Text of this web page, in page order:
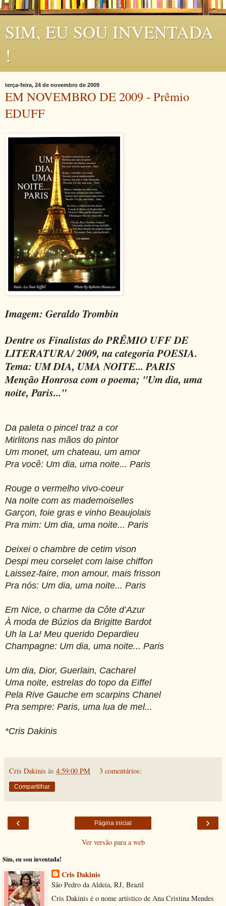
SIM, EU SOU INVENTADA
!
terça-feira, 24 de novembro de 2009
EM NOVEMBRO DE 2009 - Prêmio
EDUFF
Imagem: Geraldo Trombin
Dentre os Finalistas do PRÊMIO UFF DE
LITERATURA/ 2009, na categoria POESIA.
Tema: UM DIA, UMA NOITE... PARIS
Menção Honrosa com o poema; "Um dia, uma
noite, Paris..."
Da paleta o pincel traz a cor
Mirlitons nas mãos do pintor
Um monet, um chateau, um amor
Pra você: Um dia, uma noite... Paris
Rouge o vermelho vivo-coeur
Na noite com as mademoiselles
Garçon, foie gras e vinho Beaujolais
Pra mim: Um dia, uma noite... Paris
Deixei o chambre de cetim vison
Despi meu corselet com laise chiffon
Laissez-faire, mon amour, mais frisson
Pra nós: Um dia, uma noite... Paris
Em Nice, o charme da Côte d’Azur
À moda de Búzios da Brigitte Bardot
Uh la La! Meu querido Depardieu
Champagne: Um dia, uma noite... Paris
Um dia, Dior, Guerlain, Cacharel
Uma noite, estrelas do topo da Eiffel
Pela Rive Gauche em scarpins Chanel
Pra sempre: Paris, uma lua de mel...
*Cris Dakinis
Cris Dakinis às 4:59:00 PM 3 comentários:
Compartilhar
‹ ›
Página inicial
Ver versão para a web
Sim, eu sou inventada!
Cris Dakinis
São Pedro da Aldeia, RJ, Brazil
Cris Dakinis é o nome artístico de Ana Cristina Mendes